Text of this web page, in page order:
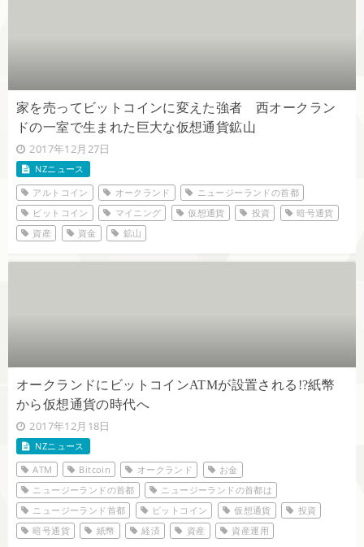
家を売ってビットコインに変えた強者 西オークラン
ドの一室で生まれた巨大な仮想通貨鉱山
2017年12月27日
NZニュース
アルトコイン
オークランド
ニュージーランドの首都
ビットコイン
マイニング 仮想通貨 投資
暗号通貨
資産
資金 鉱山
オークランドにビットコインATMが設置される!?紙幣
から仮想通貨の時代へ
2017年12月18日
NZニュース
ATM
Bitcoin オークランド
お金
ニュージーランドの首都
ニュージーランドの首都は
ニュージーランド首都
ビットコイン 仮想通貨
投資
暗号通貨
紙幣 経済 資産 資産運用